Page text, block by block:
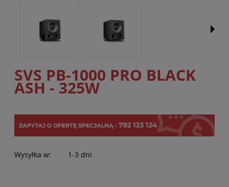
SVS PB-1000 PRO BLACK
ASH - 325W
Wysyłka w: 1-3 dni